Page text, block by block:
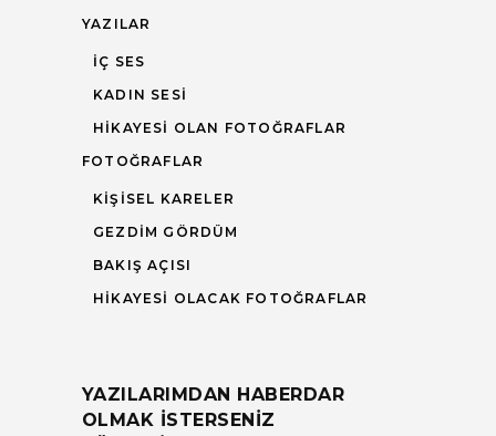
YAZILAR
İÇ SES
KADIN SESI
HIKAYESI OLAN FOTOĞRAFLAR
FOTOĞRAFLAR
KIŞISEL KARELER
GEZDIM GÖRDÜM
BAKIŞ AÇISI
HIKAYESI OLACAK FOTOĞRAFLAR
YAZILARIMDAN HABERDAR
OLMAK ISTERSENIZ